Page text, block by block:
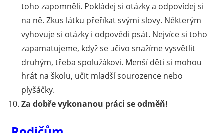
toho zapomněli. Pokládej si otázky a odpovídej si
na ně. Zkus látku přeříkat svými slovy. Některým
vyhovuje si otázky i odpovědi psát. Nejvíce si toho
zapamatujeme, když se učivo snažíme vysvětlit
druhým, třeba spolužákovi. Menší děti si mohou
hrát na školu, učit mladší sourozence nebo
plyšáčky.
Za dobře vykonanou práci se odměň!